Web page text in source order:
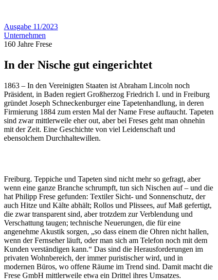
Ausgabe 11/2023
Unternehmen
160 Jahre Frese
In der Nische gut eingerichtet
1863 – In den Vereinigten Staaten ist Abraham Lincoln noch
Präsident, in Baden regiert Großherzog Friedrich I. und in Freiburg
gründet Joseph Schneckenburger eine Tapetenhandlung, in deren
Firmierung 1884 zum ersten Mal der Name Frese auftaucht. Tapeten
sind zwar mittlerweile eher out, aber bei Freses geht man ohnehin
mit der Zeit. Eine Geschichte von viel Leidenschaft und
ebensolchem Durchhaltewillen.
Freiburg. Teppiche und Tapeten sind nicht mehr so gefragt, aber
wenn eine ganze Branche schrumpft, tun sich Nischen auf – und die
hat Philipp Frese gefunden: Textiler Sicht- und Sonnenschutz, der
auch Hitze und Kälte abhält; Rollos und Plissees, auf Maß gefertigt,
die zwar transparent sind, aber trotzdem zur Verblendung und
Verschattung taugen; technische Neuerungen, die für eine
angenehme Akustik sorgen, „so dass einem die Ohren nicht hallen,
wenn der Fernseher läuft, oder man sich am Telefon noch mit dem
Kunden verständigen kann.“ Das sind die Herausforderungen im
privaten Wohnbereich, der immer puristischer wird, und in
modernen Büros, wo offene Räume im Trend sind. Damit macht die
Frese GmbH mittlerweile etwa ein Drittel ihres Umsatzes.